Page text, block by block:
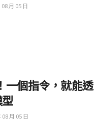
月 05 日
一個指令，就能透
月 05 日